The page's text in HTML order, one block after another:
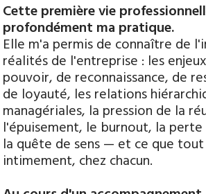
Cette première vie
profondément ma pratique.
Elle m'a permis de connaître de
réalités de l'entreprise : les
pouvoir, de reconnaissance, de
de loyauté, les relations
managériales, la pression de la
l'épuisement, le burnout, la
la quête de sens — et ce que
intimement, chez chacun.